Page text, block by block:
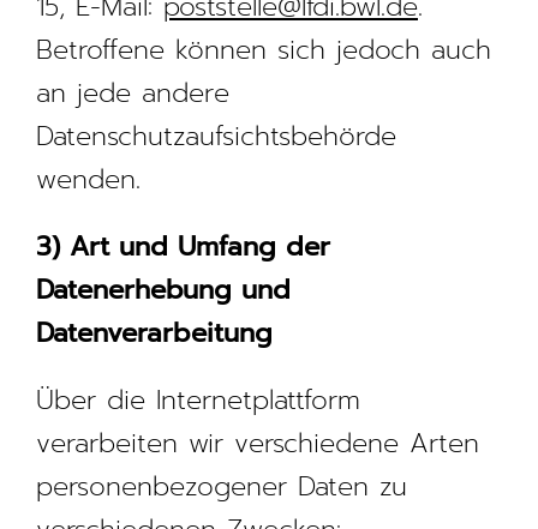
Betroffene können sich jedoch auch
an jede andere
Datenschutzaufsichtsbehörde
wenden.
3) Art und Umfang der
Datenerhebung und
Datenverarbeitung
Über die Internetplattform
verarbeiten wir verschiedene Arten
personenbezogener Daten zu